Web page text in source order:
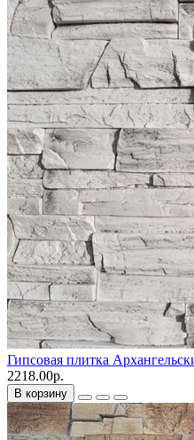
Гипсовая плитка
2218.00р.
В корзину